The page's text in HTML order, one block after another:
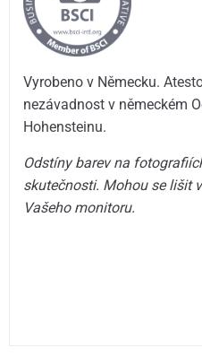
Vyrobeno v Německu.
nezávadnost v německém
Hohensteinu.
Odstíny barev na
skutečnosti. Mohou se lišit
Vašeho monitoru.